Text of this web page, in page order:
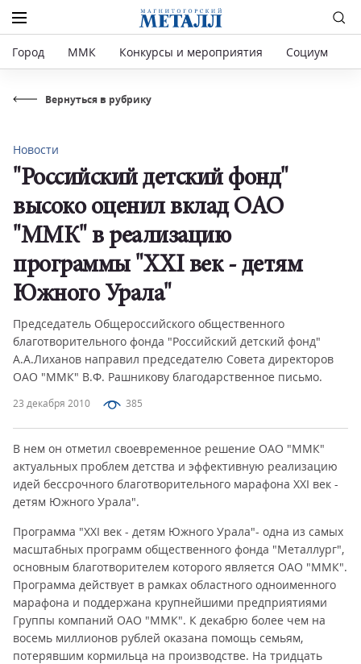
Город ММК Конкурсы и мероприятия Социум
Вернуться в рубрику
23 декабря 2010 385
Новости
"Российский детский фонд"
высоко оценил вклад ОАО
"ММК" в реализацию
программы "XXI век - детям
Южного Урала"
Председатель Общероссийского общественного
благотворительного фонда "Российский детский фонд"
А.А.Лиханов направил председателю Совета директоров
ОАО "ММК" В.Ф. Рашникову благодарственное письмо.
В нем он отметил своевременное решение ОАО "ММК"
актуальных проблем детства и эффективную реализацию
идей бессрочного благотворительного марафона XXI век -
детям Южного Урала".
Программа "XXI век - детям Южного Урала"- одна из самых
масштабных программ общественного фонда "Металлург",
основным благотворителем которого является ОАО "ММК".
Программа действует в рамках областного одноименного
марафона и поддержана крупнейшими предприятиями
Группы компаний ОАО "ММК". К декабрю более чем на
восемь миллионов рублей оказана помощь семьям,
потерявшим кормильца на производстве. На тридцать